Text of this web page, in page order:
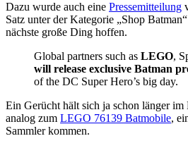
Dazu wurde auch eine Pressemitteilung
Satz unter der Kategorie „Shop
nächste große Ding hoffen.
Global partners such as LEGO,
will release exclusive Batman
of the DC Super Hero’s big day.
Ein Gerücht hält sich ja schon länger im
analog zum LEGO 76139 Batmobile,
Sammler kommen.